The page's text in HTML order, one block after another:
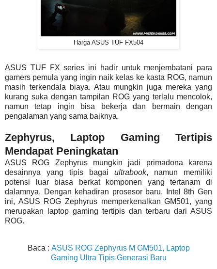
Harga ASUS TUF FX504
ASUS TUF FX series ini hadir untuk menjembatani para
gamers pemula yang ingin naik kelas ke kasta ROG, namun
masih terkendala biaya. Atau mungkin juga mereka yang
kurang suka dengan tampilan ROG yang terlalu mencolok,
namun tetap ingin bisa bekerja dan bermain dengan
pengalaman yang sama baiknya.
Zephyrus, Laptop Gaming Tertipis
Mendapat Peningkatan
ASUS ROG Zephyrus mungkin jadi primadona karena
desainnya yang tipis bagai ultrabook, namun memiliki
potensi luar biasa berkat komponen yang tertanam di
dalamnya. Dengan kehadiran prosesor baru, Intel 8th Gen
ini, ASUS ROG Zephyrus memperkenalkan GM501, yang
merupakan laptop gaming tertipis dan terbaru dari ASUS
ROG.
Baca : ASUS ROG Zephyrus M GM501, Laptop
Gaming Ultra Tipis Generasi Baru